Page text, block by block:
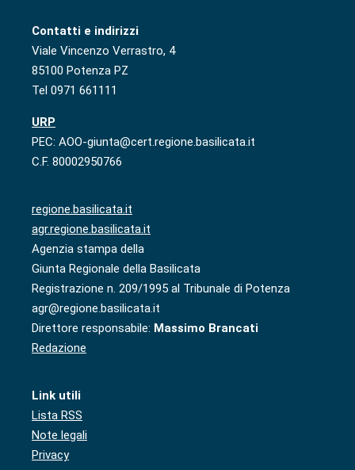
Contatti e indirizzi
Viale Vincenzo Verrastro, 4
85100 Potenza PZ
Tel 0971 661111
URP
PEC: AOO-giunta@cert.regione.basilicata.it
C.F. 80002950766
regione.basilicata.it
agr.regione.basilicata.it
Agenzia stampa della
Giunta Regionale della Basilicata
Registrazione n. 209/1995 al Tribunale di Potenza
agr@regione.basilicata.it
Direttore responsabile: Massimo Brancati
Redazione
Link utili
Lista RSS
Note legali
Privacy